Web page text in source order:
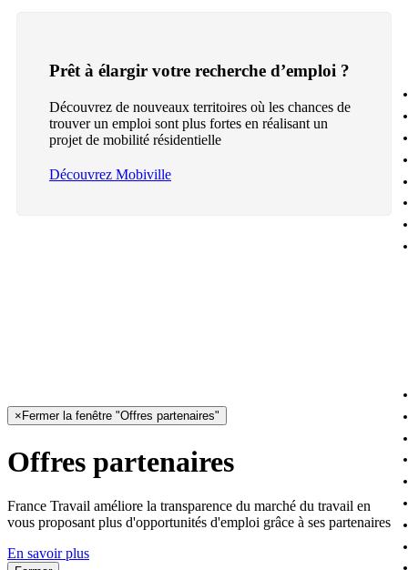
Prêt à élargir votre recherche d’emploi ?
Découvrez de nouveaux territoires où les chances de
trouver un emploi sont plus fortes en réalisant un
projet de mobilité résidentielle
Découvrez Mobiville
× Fermer la fenêtre "Offres partenaires"
Offres partenaires
France Travail améliore la transparence du marché du travail en
vous proposant plus d'opportunités d'emploi grâce à ses partenaires
En savoir plus